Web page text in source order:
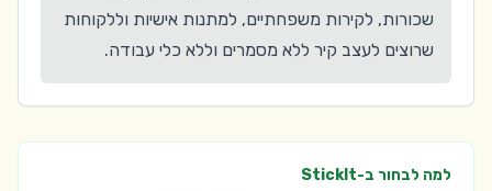
שכורות, לקירות משפחתיים, למתנות אישיות וללקוחות
שרוצים לעצב קיר ללא מסמרים וללא כלי עבודה.
למה לבחור ב-StickIt